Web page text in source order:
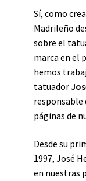
Sí, como
Madrileño
sobre el
marca en el
hemos
tatuador
responsable
páginas de
Desde su
1997, José
en nuestras